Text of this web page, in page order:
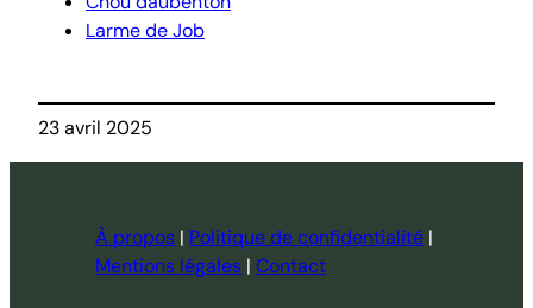
Larme de Job
23 avril 2025
À propos | Politique de confidentialité |
Mentions légales | Contact